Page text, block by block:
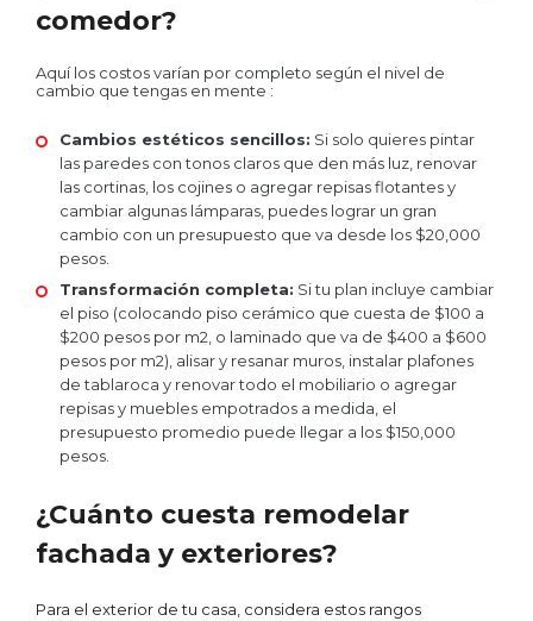
comedor?
Aquí los costos varían por completo según el nivel de
cambio que tengas en mente :
Cambios estéticos sencillos: Si solo quieres pintar
las paredes con tonos claros que den más luz, renovar
las cortinas, los cojines o agregar repisas flotantes y
cambiar algunas lámparas, puedes lograr un gran
cambio con un presupuesto que va desde los $20,000
pesos.
Transformación completa: Si tu plan incluye cambiar
el piso (colocando piso cerámico que cuesta de $100 a
$200 pesos por m2, o laminado que va de $400 a $600
pesos por m2), alisar y resanar muros, instalar plafones
de tablaroca y renovar todo el mobiliario o agregar
repisas y muebles empotrados a medida, el
presupuesto promedio puede llegar a los $150,000
pesos.
¿Cuánto cuesta remodelar
fachada y exteriores?
Para el exterior de tu casa, considera estos rangos